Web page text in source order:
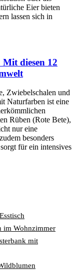
Eier bieten
lassen sich in
diesen 12
Zwiebelschalen und
Naturfarben ist eine
Rüben (Rote Bete),
nur eine
besonders
für ein intensives
im Wohnzimmer
mit